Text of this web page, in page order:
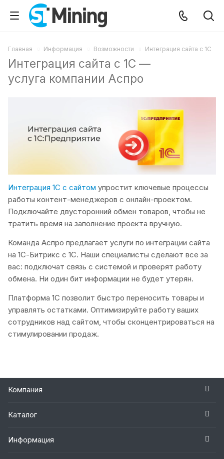
Главная Информация Возможности Интеграция сайта с 1С
Интеграция сайта с 1С —
услуга компании Аспро
Интеграция 1С с сайтом упростит ключевые процессы
работы контент-менеджеров с онлайн-проектом.
Подключайте двусторонний обмен товаров, чтобы не
тратить время на заполнение проекта вручную.
Команда Аспро предлагает услуги по интеграции сайта
на 1С-Битрикс с 1С. Наши специалисты сделают все за
вас: подключат связь с системой и проверят работу
обмена. Ни один бит информации не будет утерян.
Платформа 1С позволит быстро переносить товары и
управлять остатками. Оптимизируйте работу ваших
сотрудников над сайтом, чтобы сконцентрироваться на
стимулировании продаж.
Компания
Каталог
Информация